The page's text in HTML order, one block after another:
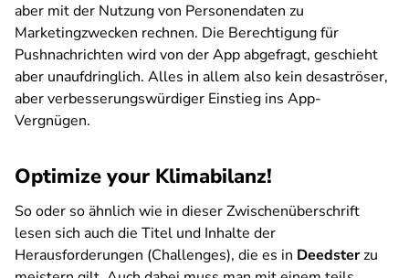
aber mit der Nutzung von Personendaten zu
Marketingzwecken rechnen. Die Berechtigung für
Pushnachrichten wird von der App abgefragt, geschieht
aber unaufdringlich. Alles in allem also kein desaströser,
aber verbesserungswürdiger Einstieg ins App-
Vergnügen.
Optimize your Klimabilanz!
So oder so ähnlich wie in dieser Zwischenüberschrift
lesen sich auch die Titel und Inhalte der
Herausforderungen (Challenges), die es in Deedsterzu